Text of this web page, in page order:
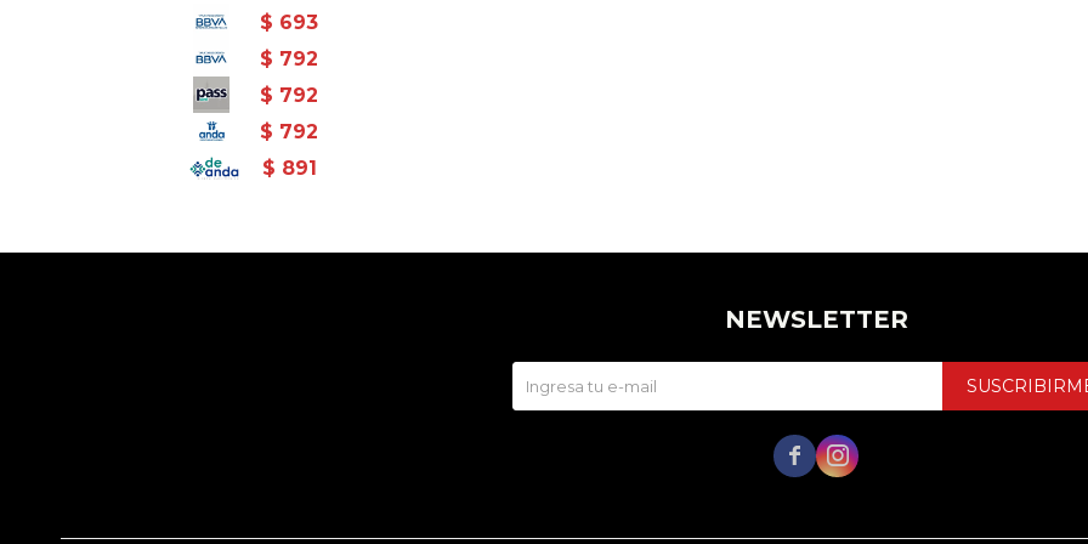
$ 693
$ 792
$ 792
$ 792
$ 891
NEWSLETTER
 